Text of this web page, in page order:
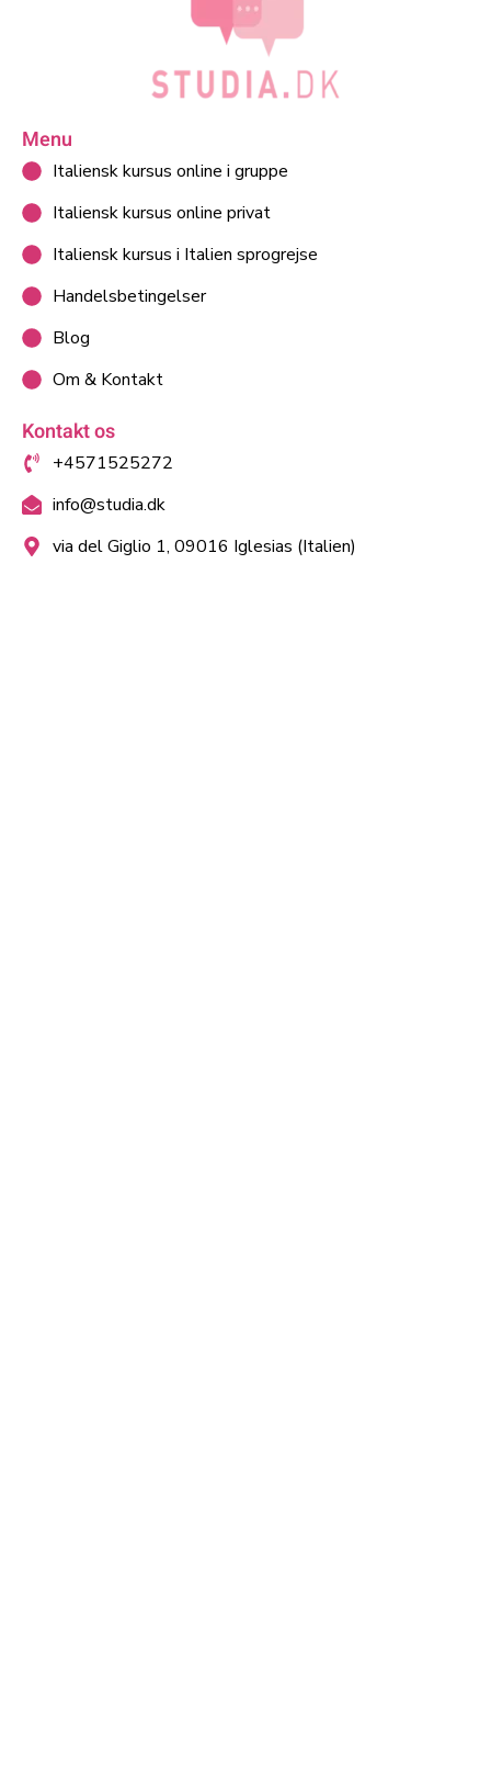
Menu
Italiensk kursus online i gruppe
Italiensk kursus online privat
Italiensk kursus i Italien sprogrejse
Handelsbetingelser
Blog
Om & Kontakt
Kontakt os
+4571525272
info@studia.dk
via del Giglio 1, 09016 Iglesias (Italien)